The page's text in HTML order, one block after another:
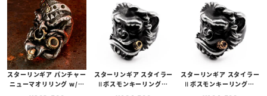
スターリンギア パンチャー
ニューマオリリング w/ブ
スターリンギア スタイラー
Ⅱボスモンキーリングw/
スターリンギア スタイラー
Ⅱボスモンキーリングw/